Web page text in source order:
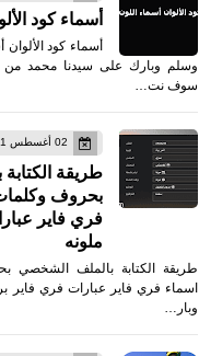
أسماء كود
أسماء كود
وسلم وبارك على سيدنا محمد من
سوف نت…
02 أغسطس 2021
طريقة
بحروف
فري فاير
ملونه
طريقة الكتابة بالملف الشخصي
اسماء فري فاير عبارات فري فاير
وبار…